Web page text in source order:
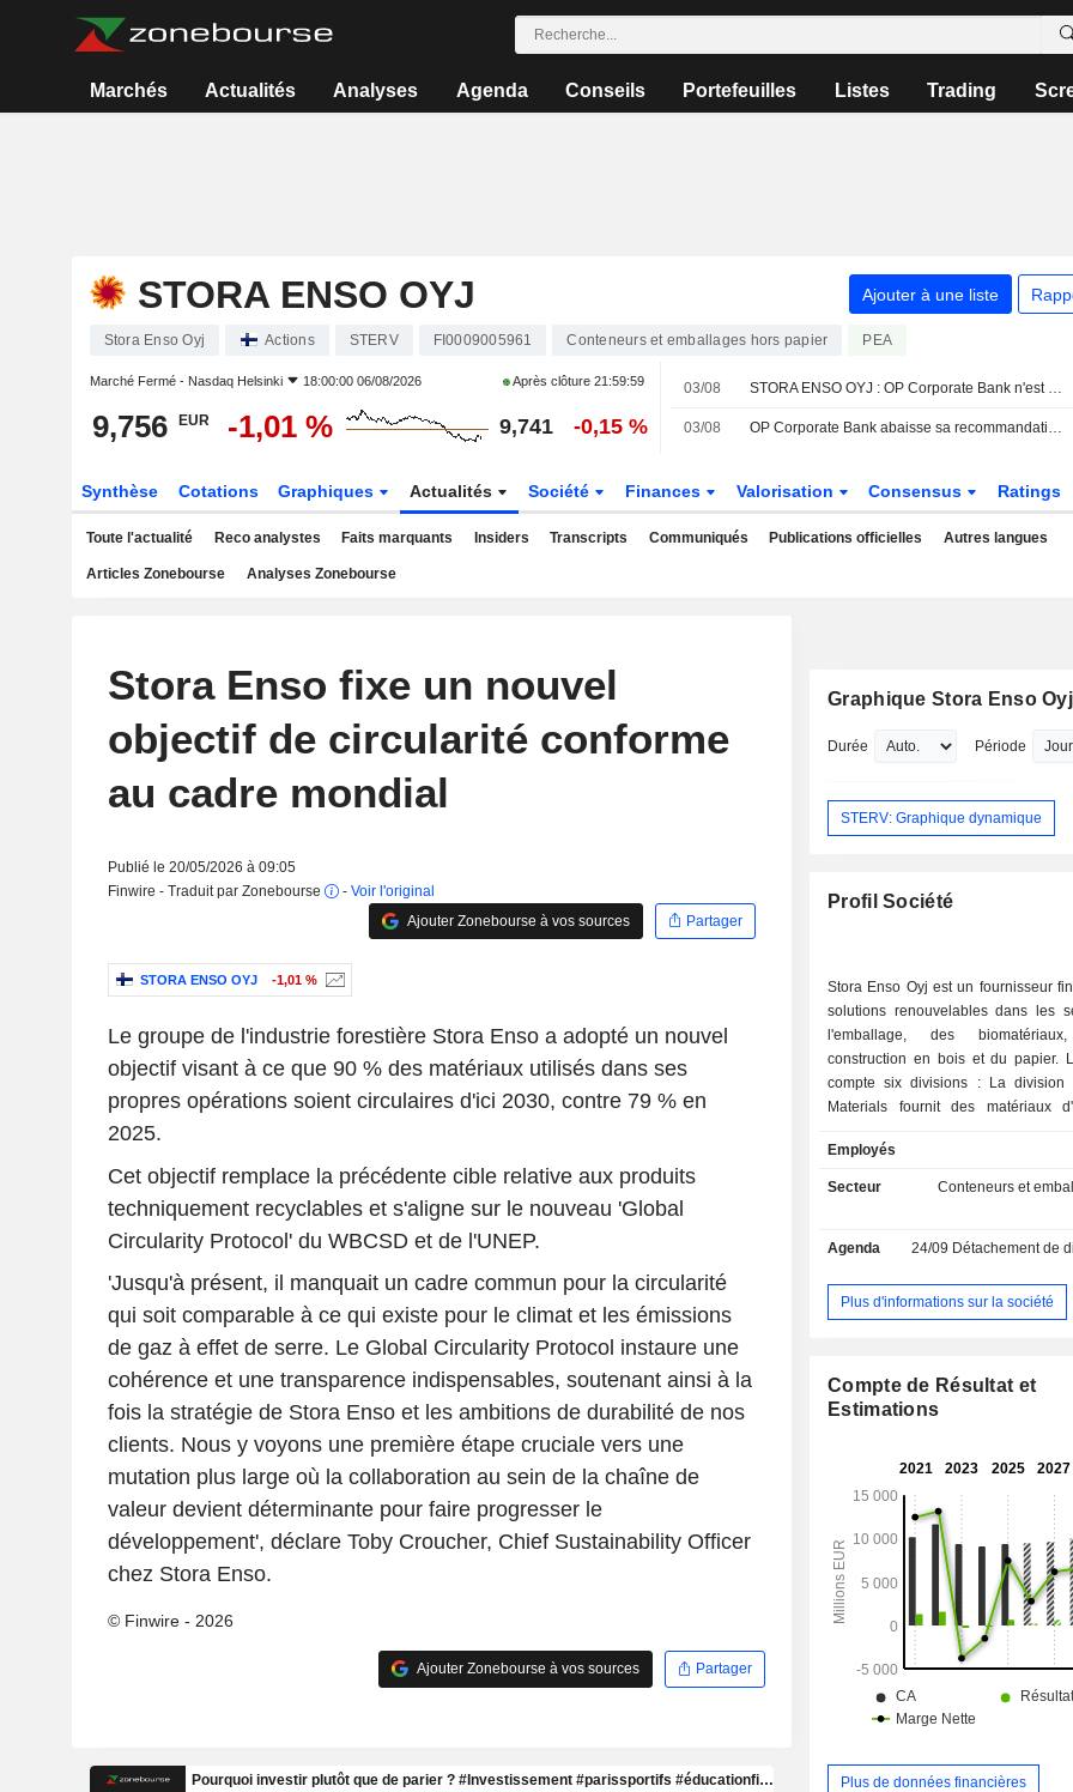
Marchés Actualités Analyses Agenda Conseils Portefeuilles Listes Trading
STORA ENSO OYJ Ajouter à une liste
Stora Enso Oyj Actions STERV FI0009005961 Conteneurs et emballages hors papier PEA
Marché Fermé - Nasdaq Helsinki 18:00:00 06/08/2026 Après clôture 21:59:59
9,756 EUR -1,01 % 9,741 -0,15 %
03/08 STORA ENSO OYJ : OP Corporate Bank n'est plus à l'achat
03/08 OP Corporate Bank abaisse sa recommandation sur Stora Enso à " alléger » contre " accumuler », objectif de cours à 10 euros - BN
Synthèse Cotations Graphiques Actualités Société Finances Valorisation Consensus Ratings
Toute l'actualité Reco analystes Faits marquants Insiders Transcripts Communiqués Publications officielles Autres langues
Articles Zonebourse Analyses Zonebourse
Stora Enso fixe un nouvel
objectif de circularité conforme
au cadre mondial
Publié le 20/05/2026 à 09:05
Finwire - Traduit par Zonebourse
- Voir l'original
Ajouter Zonebourse à vos sources
Partager
STORA ENSO OYJ -1,01 %
Le groupe de l'industrie forestière Stora Enso a adopté un nouvel
objectif visant à ce que 90 % des matériaux utilisés dans ses
propres opérations soient circulaires d'ici 2030, contre 79 % en
2025.
Cet objectif remplace la précédente cible relative aux produits
techniquement recyclables et s'aligne sur le nouveau 'Global
Circularity Protocol' du WBCSD et de l'UNEP.
'Jusqu'à présent, il manquait un cadre commun pour la circularité
qui soit comparable à ce qui existe pour le climat et les émissions
de gaz à effet de serre. Le Global Circularity Protocol instaure une
cohérence et une transparence indispensables, soutenant ainsi à la
fois la stratégie de Stora Enso et les ambitions de durabilité de nos
clients. Nous y voyons une première étape cruciale vers une
mutation plus large où la collaboration au sein de la chaîne de
valeur devient déterminante pour faire progresser le
développement', déclare Toby Croucher, Chief Sustainability Officer
chez Stora Enso.
© Finwire - 2026
Ajouter Zonebourse à vos sources Partager
Graphique Stora Enso Oyj
Durée Période
STERV: Graphique dynamique
Profil Société
Stora Enso Oyj est un fournisseur
solutions renouvelables dans les
l'emballage, des
construction en bois et du papier.
compte six divisions : La division
Materials fournit des matériaux
recyclées ; la division Packaging
développe et vend des produits
d'emballage à base de fibres de
de qualités de pâte aux
d'hygiène ; La division Wood
producteur de bois scié et un
forestiers de Stora Enso en
responsable de
Stora Enso ; et la division Paper, qui
produits en papier fabriqués à
recyclées et de fibres vierges.
opère dans le monde entier.
Employés
Secteur
Conteneurs et
Agenda 24/09 Détachement de
Plus d'informations sur la société
Compte de Résultat et
Estimations
Plus de données financières